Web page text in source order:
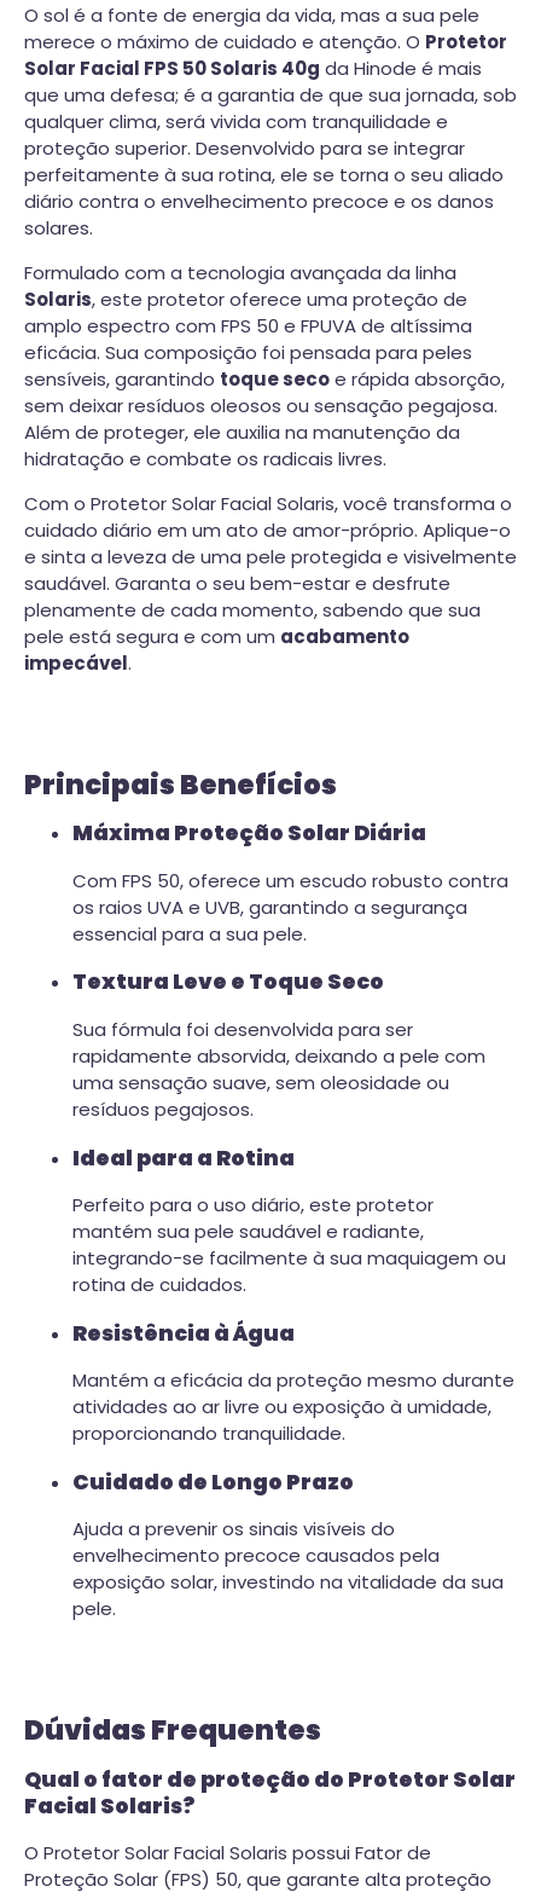
O sol é a fonte de energia da vida, mas a sua pele
merece o máximo de cuidado e atenção. O Protetor
Solar Facial FPS 50 Solaris 40g da Hinode é mais
que uma defesa; é a garantia de que sua jornada, sob
qualquer clima, será vivida com tranquilidade e
proteção superior. Desenvolvido para se integrar
perfeitamente à sua rotina, ele se torna o seu aliado
diário contra o envelhecimento precoce e os danos
solares.
Formulado com a tecnologia avançada da linha
Solaris, este protetor oferece uma proteção de
amplo espectro com FPS 50 e FPUVA de altíssima
eficácia. Sua composição foi pensada para peles
sensíveis, garantindo toque secoe rápida absorção,
sem deixar resíduos oleosos ou sensação pegajosa.
Além de proteger, ele auxilia na manutenção da
hidratação e combate os radicais livres.
Com o Protetor Solar Facial Solaris, você transforma o
cuidado diário em um ato de amor-próprio. Aplique-o
e sinta a leveza de uma pele protegida e visivelmente
saudável. Garanta o seu bem-estar e desfrute
plenamente de cada momento, sabendo que sua
pele está segura e com um acabamento
impecável.
Principais Benefícios
Máxima Proteção Solar Diária
Com FPS 50, oferece um escudo robusto contra
os raios UVA e UVB, garantindo a segurança
essencial para a sua pele.
Textura Leve e Toque Seco
Sua fórmula foi desenvolvida para ser
rapidamente absorvida, deixando a pele com
uma sensação suave, sem oleosidade ou
resíduos pegajosos.
Ideal para a Rotina
Perfeito para o uso diário, este protetor
mantém sua pele saudável e radiante,
integrando-se facilmente à sua maquiagem ou
rotina de cuidados.
Resistência à Água
Mantém a eficácia da proteção mesmo durante
atividades ao ar livre ou exposição à umidade,
proporcionando tranquilidade.
Cuidado de Longo Prazo
Ajuda a prevenir os sinais visíveis do
envelhecimento precoce causados pela
exposição solar, investindo na vitalidade da sua
pele.
Dúvidas Frequentes
Qual o fator de proteção do Protetor Solar
Facial Solaris?
O Protetor Solar Facial Solaris possui Fator de
Proteção Solar (FPS) 50, que garante alta proteção